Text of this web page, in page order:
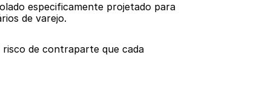
especificamente projetado para
de varejo.
de contraparte que cada